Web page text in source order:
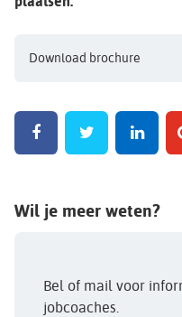
Download brochure
Wil je meer weten?
Bel of mail voor
jobcoaches.